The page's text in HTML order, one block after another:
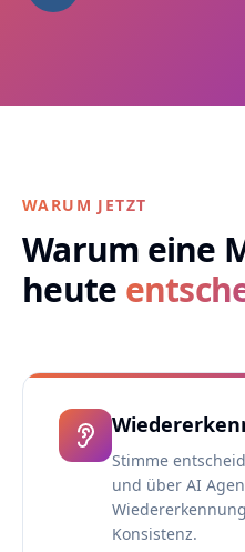
WARUM JETZT
Warum eine
heute
Stimme
und über AI
Konsistenz.